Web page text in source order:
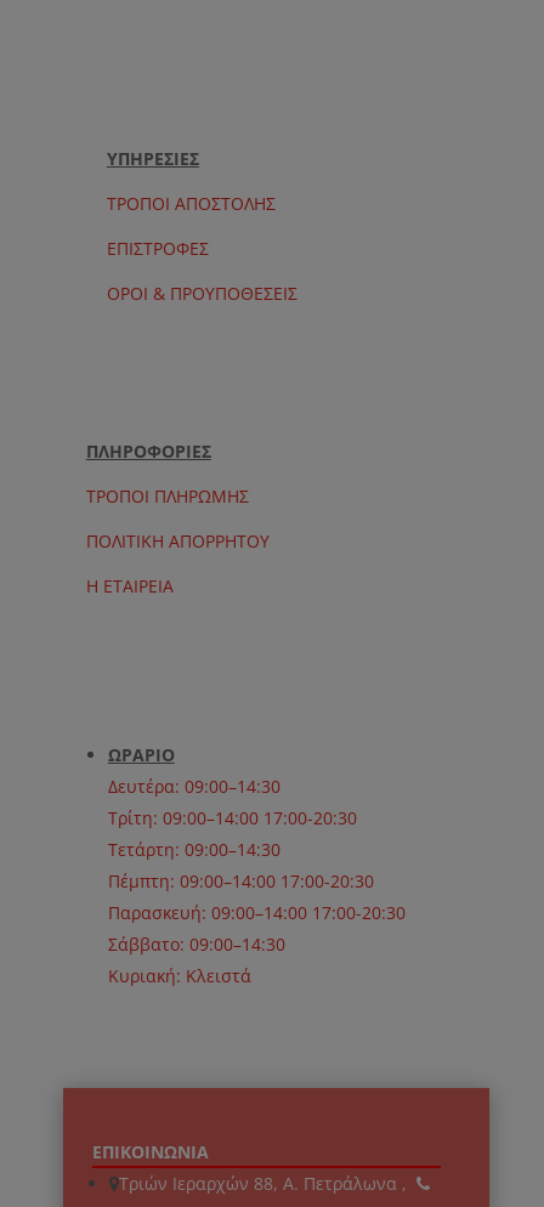
ΥΠΗΡΕΣΙΕΣ
ΤΡΟΠΟΙ ΑΠΟΣΤΟΛΗΣ
ΕΠΙΣΤΡΟΦΕΣ
ΟΡΟΙ & ΠΡΟΥΠΟΘΕΣΕΙΣ
ΠΛΗΡΟΦΟΡΙΕΣ
ΤΡΟΠΟΙ ΠΛΗΡΩΜΗΣ
ΠΟΛΙΤΙΚΗ ΑΠΟΡΡΗΤΟΥ
Η ΕΤΑΙΡΕΙΑ
ΩΡΑΡΙΟ
Δευτέρα: 09:00–14:30
Τρίτη: 09:00–14:00 17:00-20:30
Τετάρτη: 09:00–14:30
Πέμπτη: 09:00–14:00 17:00-20:30
Παρασκευή: 09:00–14:00 17:00-20:30
Σάββατο: 09:00–14:30
Κυριακή: Κλειστά
ΕΠΙΚΟΙΝΩΝΙΑ
Τριών Ιεραρχών 88, Α. Πετράλωνα ,